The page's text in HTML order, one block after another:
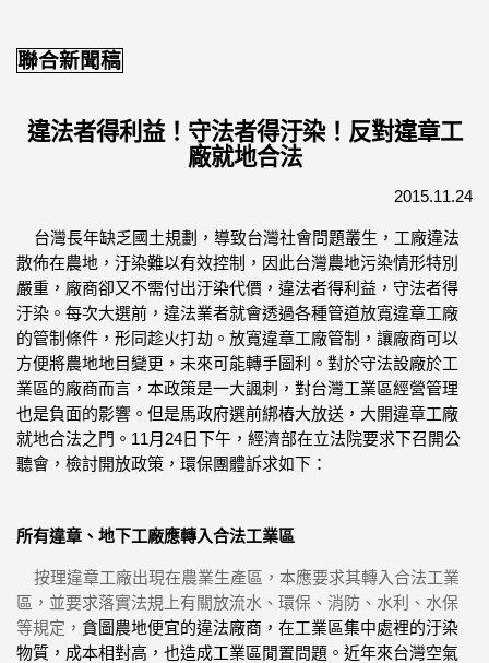
聯合新聞稿
違法者得利益！守法者得汙染！反對違章工
廠就地合法
2015.11.24
台灣長年缺乏國土規劃，導致台灣社會問題叢生， 工廠違法
散佈在農地，汙染難以有效控制， 因此台灣農地污染情形特別
嚴重，廠商卻又不需付出汙染代價， 違法者得利益，守法者得
汙染。每次大選前， 違法業者就會透過各種管道放寬違章工廠
的管制條件， 形同趁火打劫。放寬違章工廠管制， 讓廠商可以
方便將農地地目變更，未來可能轉手圖利。 對於守法設廠於工
業區的廠商而言，本政策是一大諷刺， 對台灣工業區經營管理
也是負面的影響。 但是馬政府選前綁樁大放送，大開違章工廠
就地合法之門。 11月 24日下午，經濟部在立法院要求下召開公
聽會，檢討開放政策， 環保團體訴求如下：
所有違章、地下工廠應轉入合法工業區
按理違章工廠出現在農業生產區，本應要求其轉入合法工業
區， 並要求落實法規上有關放流水、環保、消防、水利、水保
等規定， 貪圖農地便宜的違法廠商， 在工業區集中處裡的汙染
物質， 成本相對高，也造成工業區閒置問題。 近年來台灣空氣